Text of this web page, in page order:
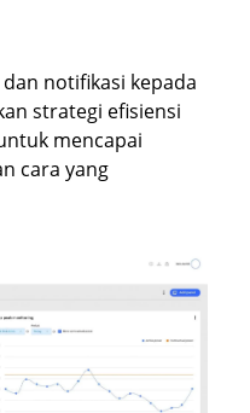
notifikasi kepada
strategi efisiensi
mencapai
cara yang